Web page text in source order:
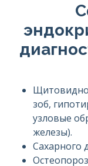
зоб,
узловые
железы).
Сахарного